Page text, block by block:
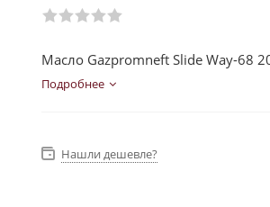
Масло Gazpromneft Slide Way-68
Подробнее
Нашли дешевле?